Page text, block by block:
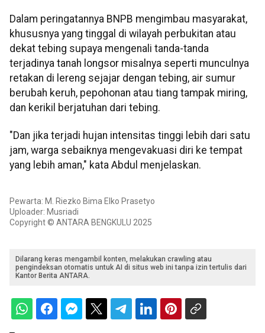
Dalam peringatannya BNPB mengimbau masyarakat,
khususnya yang tinggal di wilayah perbukitan atau
dekat tebing supaya mengenali tanda-tanda
terjadinya tanah longsor misalnya seperti munculnya
retakan di lereng sejajar dengan tebing, air sumur
berubah keruh, pepohonan atau tiang tampak miring,
dan kerikil berjatuhan dari tebing.
"Dan jika terjadi hujan intensitas tinggi lebih dari satu
jam, warga sebaiknya mengevakuasi diri ke tempat
yang lebih aman," kata Abdul menjelaskan.
Pewarta: M. Riezko Bima Elko Prasetyo
Uploader: Musriadi
Copyright © ANTARA BENGKULU 2025
Dilarang keras mengambil konten, melakukan crawling atau
pengindeksan otomatis untuk AI di situs web ini tanpa izin tertulis dari
Kantor Berita ANTARA.